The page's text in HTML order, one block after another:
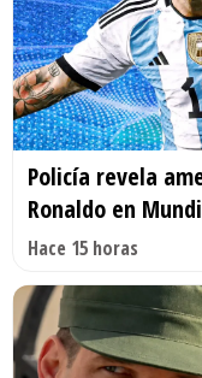
Policía revela
Ronaldo en
Hace 15 horas